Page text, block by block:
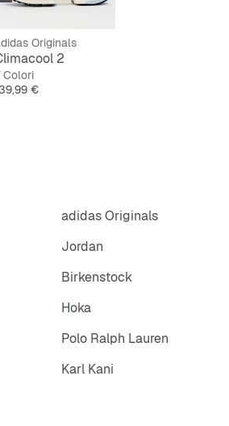
Originals
2
Colori
€
adidas Originals
Jordan
Birkenstock
Hoka
Polo Ralph Lauren
Karl Kani